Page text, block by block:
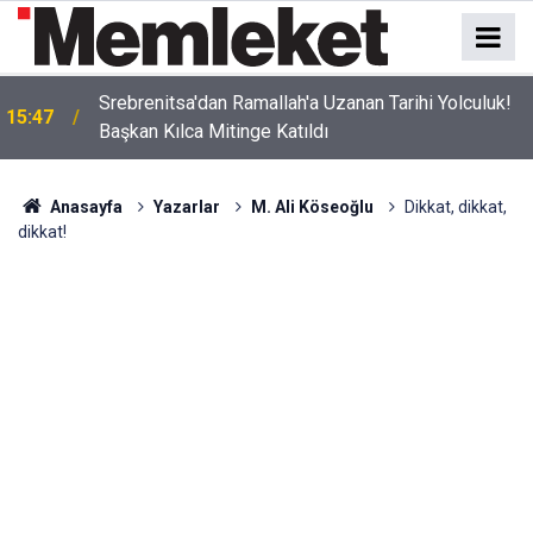
15:47
Srebrenitsa'dan Ramallah'a Uzanan Tarihi Yolculuk!
Başkan Kılca Mitinge Katıldı
Anasayfa Yazarlar M. Ali Köseoğlu
Dikkat, dikkat,
dikkat!